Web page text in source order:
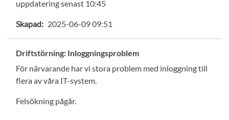
uppdatering senast 10:45
Skapad: 2025-06-09 09:51
Driftstörning: Inloggningsproblem
För närvarande har vi stora problem med inloggning till
flera av våra IT-system.
Felsökning pågår.